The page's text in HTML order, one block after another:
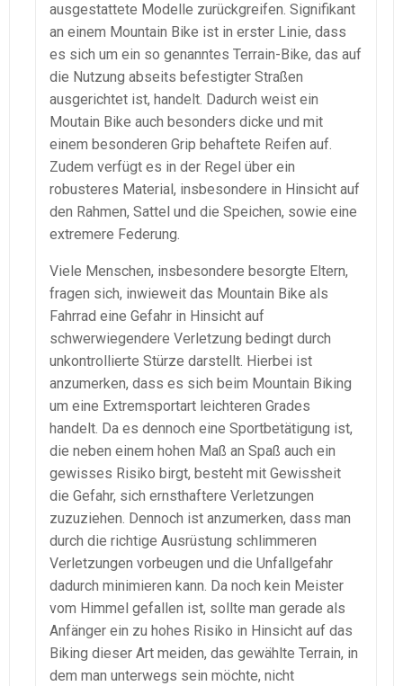
ausgestattete Modelle zurückgreifen. Signifikant
an einem Mountain Bike ist in erster Linie, dass
es sich um ein so genanntes Terrain-Bike, das auf
die Nutzung abseits befestigter Straßen
ausgerichtet ist, handelt. Dadurch weist ein
Moutain Bike auch besonders dicke und mit
einem besonderen Grip behaftete Reifen auf.
Zudem verfügt es in der Regel über ein
robusteres Material, insbesondere in Hinsicht auf
den Rahmen, Sattel und die Speichen, sowie eine
extremere Federung.
Viele Menschen, insbesondere besorgte Eltern,
fragen sich, inwieweit das Mountain Bike als
Fahrrad eine Gefahr in Hinsicht auf
schwerwiegendere Verletzung bedingt durch
unkontrollierte Stürze darstellt. Hierbei ist
anzumerken, dass es sich beim Mountain Biking
um eine Extremsportart leichteren Grades
handelt. Da es dennoch eine Sportbetätigung ist,
die neben einem hohen Maß an Spaß auch ein
gewisses Risiko birgt, besteht mit Gewissheit
die Gefahr, sich ernsthaftere Verletzungen
zuzuziehen. Dennoch ist anzumerken, dass man
durch die richtige Ausrüstung schlimmeren
Verletzungen vorbeugen und die Unfallgefahr
dadurch minimieren kann. Da noch kein Meister
vom Himmel gefallen ist, sollte man gerade als
Anfänger ein zu hohes Risiko in Hinsicht auf das
Biking dieser Art meiden, das gewählte Terrain, in
dem man unterwegs sein möchte, nicht